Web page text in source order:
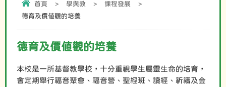
首頁 > 學與教 > 課程發展
>
德育及價值觀的培養
德育及價值觀的培養
本校是一所基督教學校，十分重視學生屬靈生命的培育，
會定期舉行福音聚會、福音營、聖經班、讀經、祈禱及金